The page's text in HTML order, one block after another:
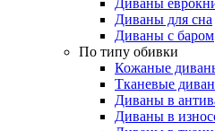
Диваны
Диваны для сна
Диваны с баром
По типу обивки
Кожаные
Тканевые
Диваны в
Диваны в